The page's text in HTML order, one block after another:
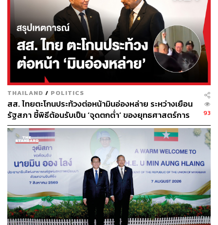
ด้านแอมเนสตี้ อินเตอร์เนชั่นแนล เรียกร้องให้ทางการจีน
ปล่อยตัวมิน ซิน ทันที
โดยโจ ฟรีแมน นักวิจัยด้านเมียนมาของ แอมเนสตี้ กล่าวว่า
“สถานการณ์เกี่ยวกับการจับกุมมินซิน อย่างลึกลับนั้น น่าเป็น
ห่วงอย่างยิ่ง เช่นเดียวกับข้อกล่าวหาเรื่องการจารกรรมที่
ปรากฏขึ้น”
อ้างอิง:
https://apnews.com/article/scholar-us-myanmar-detai
ned-espionage-charges-china-ec2559d40243f7bd4c
4ab5eb11801f5b
TAGS: Amnesty International U Min Zin
Myanmar
Donald Trump
USA China Xi Jinping
THAILAND / POLITICS
สส. ไทยตะโกนประท้วงต่อหน้ามินอ่องหล่าย ระหว่างเยือน
รัฐสภา ชี้พิธีต้อนรับเป็น ‘จุดตกต่ำ’ ของยุทธศาสตร์การ
ทูตไทย
93